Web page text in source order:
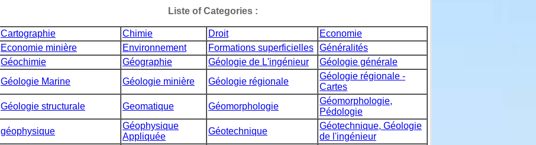
Liste of Categories :
Cartographie Chimie Droit
Economie
Economie minière
Environnement Formations superficielles Généralités
Géochimie
Géographie Géologie de L'ingénieur
Géologie générale
Géologie Marine
Géologie minière Géologie régionale
Géologie régionale -
Cartes
Géologie structurale
Geomatique Géomorphologie
Géomorphologie,
Pédologie
géophysique
Géophysique
Appliquée
Géotechnique
Géotechnique, Géologie
de l'ingénieur